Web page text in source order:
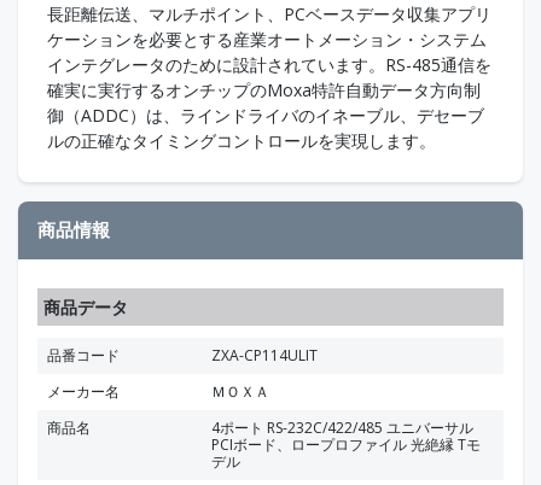
長距離伝送、マルチポイント、PCベースデータ収集アプリ
ケーションを必要とする産業オートメーション・システム
インテグレータのために設計されています。RS-485通信を
確実に実行するオンチップのMoxa特許自動データ方向制
御（ADDC）は、ラインドライバのイネーブル、デセーブ
ルの正確なタイミングコントロールを実現します。
商品情報
商品データ
品番コード
ZXA-CP114ULIT
メーカー名
ＭＯＸＡ
商品名
4ポート RS-232C/422/485 ユニバーサル
PCIボード、ロープロファイル 光絶縁 Tモ
デル